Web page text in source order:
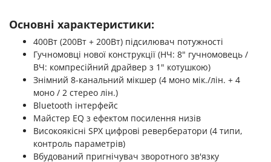
Основні характеристики:
400Вт (200Вт + 200Вт) підсилювач потужності
Гучномовці нової конструкції (НЧ: 8" гучномовець /
ВЧ: компресійний драйвер з 1" котушкою)
Знімний 8-канальний мікшер (4 моно мік./лін. + 4
моно / 2 стерео лін.)
Bluetooth інтерфейс
Майстер EQ з ефектом посилення низів
Високоякісні SPX цифрові ревербератори (4 типи,
контроль параметрів)
Вбудований пригнічувач зворотного зв'язку